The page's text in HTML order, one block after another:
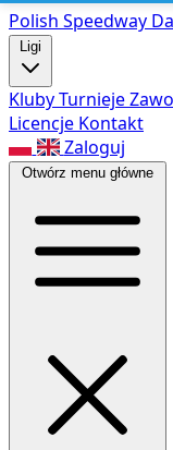
Polish Speedway
Ligi
KlubyTurnieje
Licencje Kontakt
Zaloguj
Otwórz menu główne